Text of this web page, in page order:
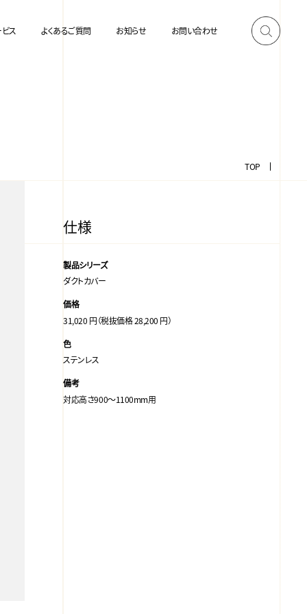
ス よくあるご質問 お知らせ お問い合わせ
TOP
仕様
製品シリーズ
ダクトカバー
価格
31,020 円（税抜価格 28,200 円）
色
ステンレス
備考
対応高さ900～1100mm用